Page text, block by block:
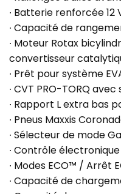
∙ Batterie renforcée 12
∙ Capacité de
∙ Moteur Rotax
convertisseur
∙ Prêt pour système
∙ CVT PRO-TORQ
∙ Rapport L extra bas
∙ Pneus Maxxis
∙ Sélecteur de mode
∙ Contrôle
∙ Modes ECO™ / Arrêt
∙ Capacité de